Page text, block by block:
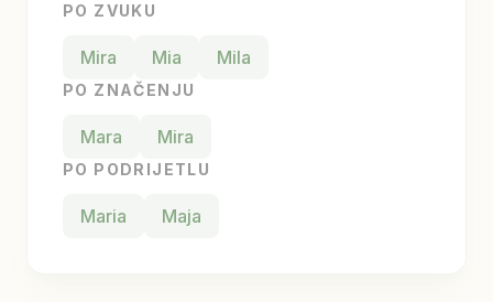
PO ZVUKU
Mira Mia Mila
PO ZNAČENJU
Mara Mira
PO PODRIJETLU
Maria Maja